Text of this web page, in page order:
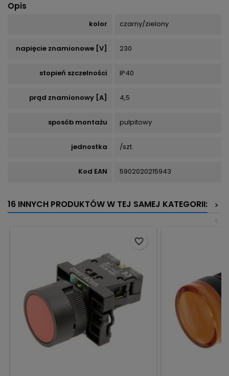
Opis
kolor czarny/zielony
napięcie znamionowe [V] 230
stopień szczelności IP40
prąd znamionowy [A] 4,5
sposób montażu pulpitowy
jednostka /szt.
Kod EAN 5902020215943
16 INNYCH PRODUKTÓW W TEJ SAMEJ KATEGORII:
>
<
favorite_border